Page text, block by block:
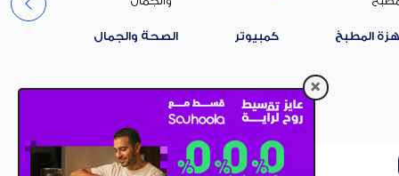
المطبخ كمبيوتر الصحة والجمال
الأكثر مبيعًا